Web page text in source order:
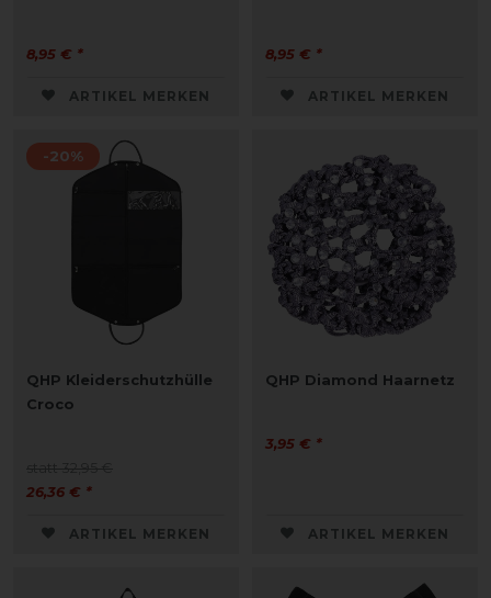
8,95 € *
ARTIKEL MERKEN
8,95 € *
ARTIKEL MERKEN
-20%
QHP Kleiderschutzhülle
Croco
26,36 € *
ARTIKEL MERKEN
QHP Diamond Haarnetz
3,95 € *
ARTIKEL MERKEN